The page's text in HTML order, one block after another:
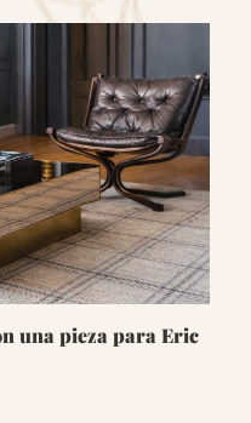
una pieza para Eric